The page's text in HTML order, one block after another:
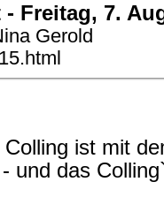
Freitag, 7.
Gerold
ist mit
und das